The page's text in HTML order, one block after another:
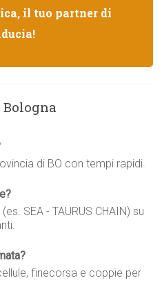
il tuo partner di
di BO con tempi rapidi.
SEA - TAURUS CHAIN) su
finecorsa e coppie per